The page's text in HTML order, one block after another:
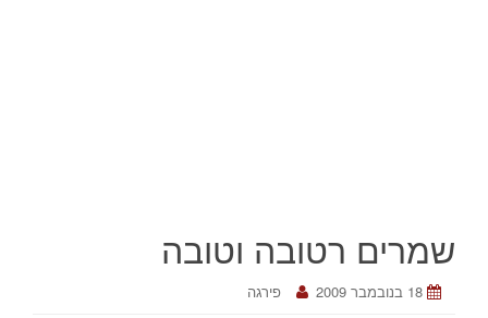
שמרים רטובה וטובה
18 בנובמבר 2009 פירגה